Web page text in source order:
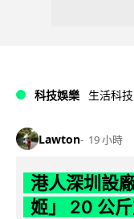
科技娛樂 生活科技
Lawton 19 小時
港人深圳設
姬」 20 公